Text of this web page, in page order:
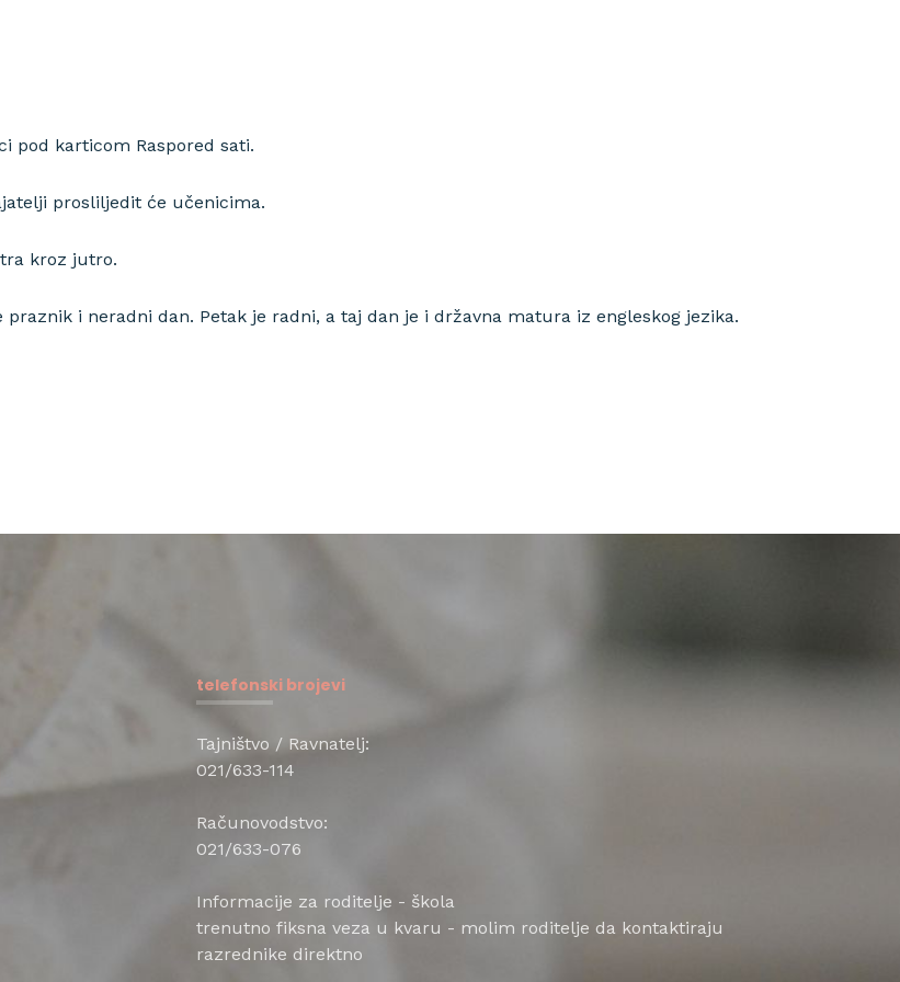
pod karticom Raspored sati.
prosliljedit će učenicima.
kroz jutro.
i neradni dan. Petak je radni, a taj dan je i državna matura iz engleskog jezika.
telefonski brojevi
Tajništvo / Ravnatelj:
021/633-114
Računovodstvo:
021/633-076
Informacije za roditelje - škola
trenutno fiksna veza u kvaru - molim roditelje da kontaktiraju
razrednike direktno